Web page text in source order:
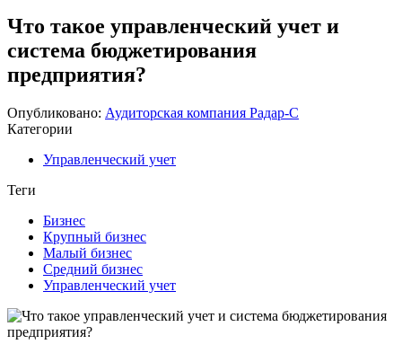
Что такое управленческий учет и
система бюджетирования
предприятия?
Опубликовано: Аудиторская компания Радар-С
Категории
Управленческий учет
Теги
Бизнес
Крупный бизнес
Малый бизнес
Средний бизнес
Управленческий учет